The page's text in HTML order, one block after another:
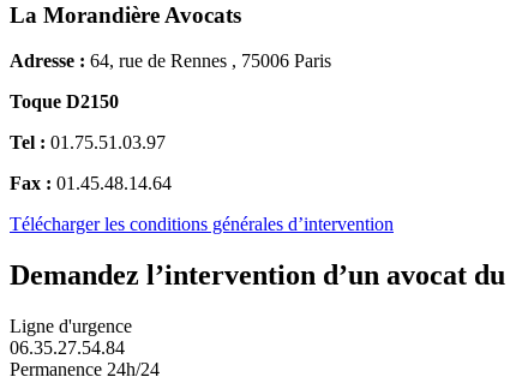
La Morandière Avocats
Adresse : 64, rue de Rennes , 75006 Paris
Toque D2150
Tel : 01.75.51.03.97
Fax : 01.45.48.14.64
Télécharger les conditions générales d’intervention
Demandez l’intervention d’un avocat
Ligne d'urgence
06.35.27.54.84
Permanence 24h/24